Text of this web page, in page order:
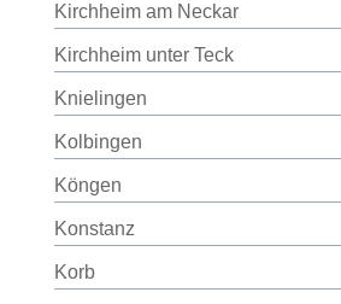
Kirchheim am Neckar
Kirchheim unter Teck
Knielingen
Kolbingen
Köngen
Konstanz
Korb